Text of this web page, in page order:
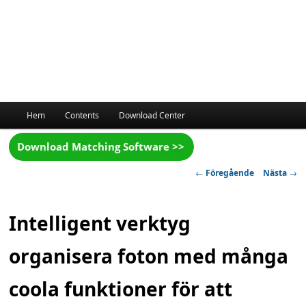
Hem Contents Download Center
Inläggsnavigering
← Föregående Nästa →
Intelligent verktyg
organisera foton med många
coola funktioner för att